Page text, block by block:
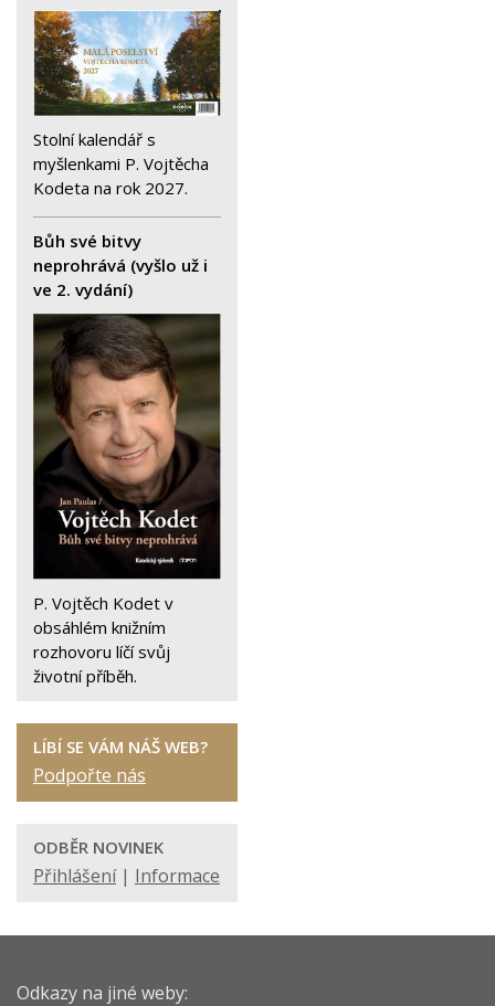
Stolní kalendář s
myšlenkami P. Vojtěcha
Kodeta na rok 2027.
Bůh své bitvy
neprohrává (vyšlo už i
ve 2. vydání)
P. Vojtěch Kodet v
obsáhlém knižním
rozhovoru líčí svůj
životní příběh.
LÍBÍ SE VÁM NÁŠ WEB?
Podpořte nás
ODBĚR NOVINEK
Přihlášení| Informace
Odkazy na jiné weby: